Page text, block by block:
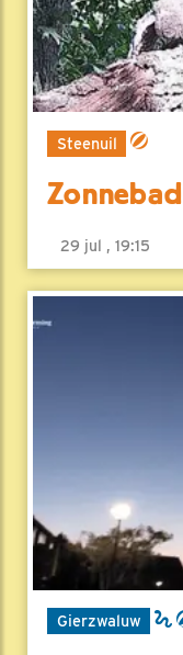
Steenuil
Zonnebad
29 jul , 19:15
Gierzwaluw